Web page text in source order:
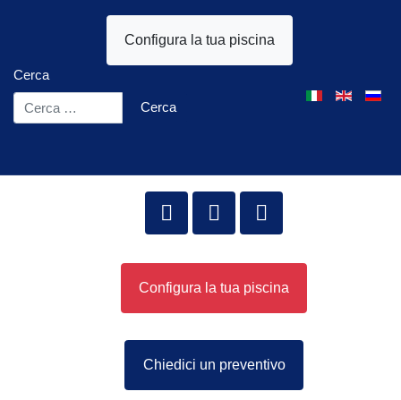
Configura la tua piscina
Cerca
Cerca
Seleziona la tua
Configura la tua piscina
Chiedici un preventivo